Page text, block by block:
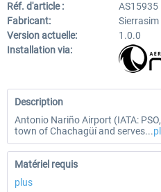
Réf. d'article :
AS15935
Fabricant:
Version actuelle:
1.0.0
Installation via:
Description
Antonio Nariño Airport (IATA:
town of Chachagüí and serves...
Matériel requis
plus